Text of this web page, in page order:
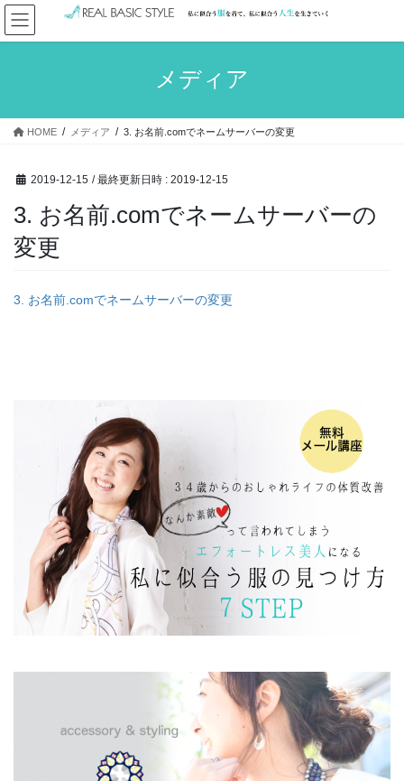
コ
ン
テ
ス
ナ
ビ
ゲ
ン
メディア
HOME メディア 3. お名前.comでネームサーバーの変更
2019-12-15 / 最終更新日時 : 2019-12-15
3. お名前.comでネームサーバーの
変更
3. お名前.comでネームサーバーの変更